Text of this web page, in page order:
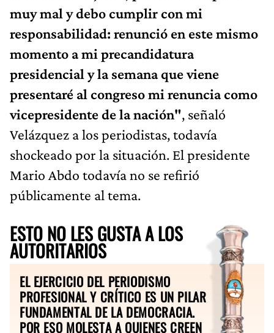
muy mal y debo cumplir con mi
responsabilidad: renunció en este mismo
momento a mi precandidatura
presidencial y la semana que viene
presentaré al congreso mi renuncia como
vicepresidente de la nación", señaló
Velázquez a los periodistas, todavía
shockeado por la situación. El presidente
Mario Abdo todavía no se refirió
públicamente al tema.
ESTO NO LES GUSTA A LOS
AUTORITARIOS
EL EJERCICIO DEL PERIODISMO
PROFESIONAL Y CRÍTICO ES UN PILAR
FUNDAMENTAL DE LA DEMOCRACIA.
POR ESO MOLESTA A QUIENES CREEN